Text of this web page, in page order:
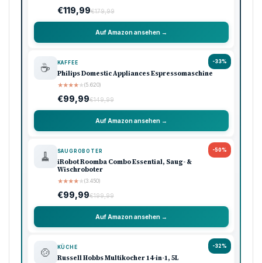
€119,99€179,99
Auf Amazon ansehen →
-33%
☕ KAFFEE
Philips Domestic Appliances Espressomaschine
★★★★★(5.620)
€99,99€149,99
Auf Amazon ansehen →
-50%
🧹 SAUGROBOTER
iRobot Roomba Combo Essential, Saug- &
Wischroboter
★★★★★(3.450)
€99,99€199,99
Auf Amazon ansehen →
-32%
🍲 KÜCHE
Russell Hobbs Multikocher 14-in-1, 5L